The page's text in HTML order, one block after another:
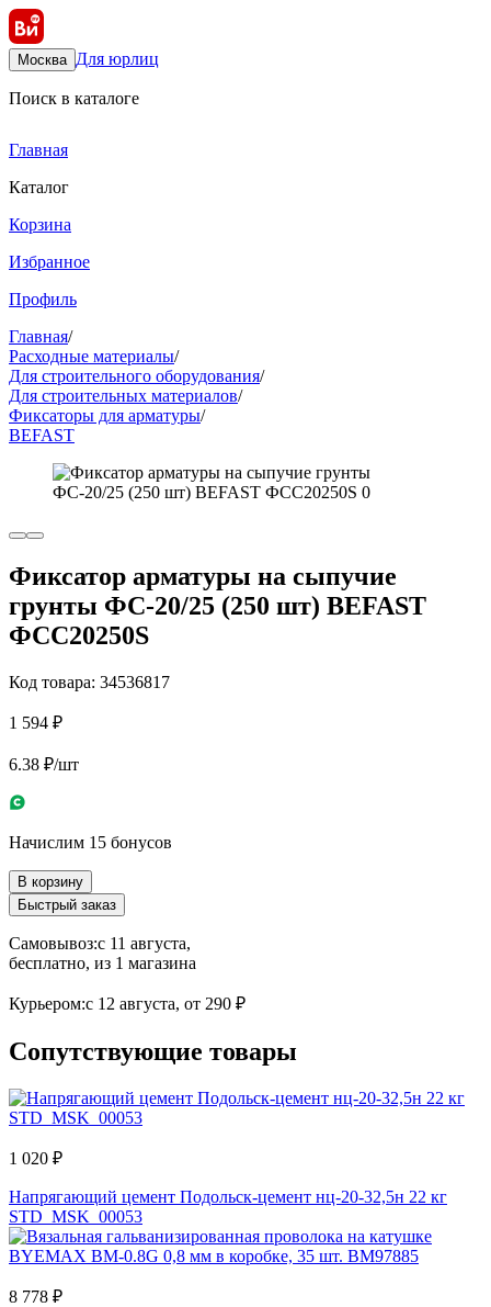
Москва Для юрлиц
Поиск в каталоге
Главная
Каталог
Корзина
Избранное
Профиль
Главная/
Расходные материалы/
Для строительного оборудования/
Для строительных материалов/
Фиксаторы для арматуры/
BEFAST
Фиксатор арматуры на сыпучие
грунты ФС-20/25 (250 шт) BEFAST
ФСС20250S
Код товара: 34536817
1 594 ₽
6.38 ₽/шт
Начислим 15 бонусов
В корзину
Быстрый заказ
Самовывоз:c 11 августа,
бесплатно, из 1 магазина
Курьером:c 12 августа, от 290 ₽
Сопутствующие товары
1 020 ₽
Напрягающий цемент Подольск-цемент нц-20-32,5н 22 кг
STD_MSK_00053
8 778 ₽